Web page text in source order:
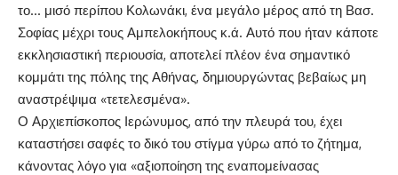
το… μισό περίπου Κολωνάκι, ένα μεγάλο μέρος από τη Βασ.
Σοφίας μέχρι τους Αμπελοκήπους κ.ά. Αυτό που ήταν κάποτε
εκκλησιαστική περιουσία, αποτελεί πλέον ένα σημαντικό
κομμάτι της πόλης της Αθήνας, δημιουργώντας βεβαίως μη
αναστρέψιμα «τετελεσμένα».
Ο Αρχιεπίσκοπος Ιερώνυμος, από την πλευρά του, έχει
καταστήσει σαφές το δικό του στίγμα γύρω από το ζήτημα,
κάνοντας λόγο για «αξιοποίηση της εναπομείνασας